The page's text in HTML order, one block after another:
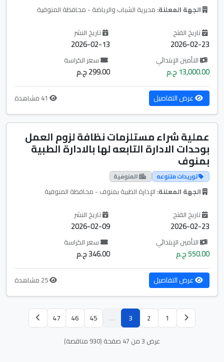
الجهة المعلنة: مديرية الشباب والرياضة - محافظة المنوفية
تاريخ الفتح
2026-02-23
تاريخ النشر
2026-02-13
التأمين الإبتدائي
13,000.00 ج.م
سعر الكراسة
299.00 ج.م
عرض التفاصيل
عملية شراء مستلزمات نظافة لزوم العمل
بوحدات الادارة التابعه لها بالادارة الطبية
بمنوف
توريدات متنوعه المنوفية
الجهة المعلنة: الإدارة الطبية بمنوف - محافظة المنوفية
تاريخ الفتح
2026-02-23
تاريخ النشر
2026-02-09
التأمين الإبتدائي
550.00 ج.م
سعر الكراسة
346.00 ج.م
عرض التفاصيل
1
2
3
…
45
46
47
عرض 3 من 47 صفحة (930 مناقصة)